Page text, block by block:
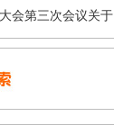
会第三次会议关于